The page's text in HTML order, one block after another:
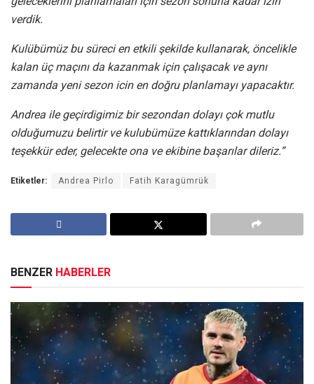
verdik.
Kulübümüz bu süreci en etkili şekilde kullanarak, öncelikle
kalan üç maçını da kazanmak için çalışacak ve aynı
zamanda yeni sezon icin en doğru planlamayı yapacaktır.
Andrea ile geçirdigimiz bir sezondan dolayı çok mutlu
olduğumuzu belirtir ve kulubümüze kattıklarından dolayı
teşekkür eder, gelecekte ona ve ekibine başarılar dileriz.”
Etiketler: Andrea Pirlo Fatih Karagümrük
BENZER HABERLER